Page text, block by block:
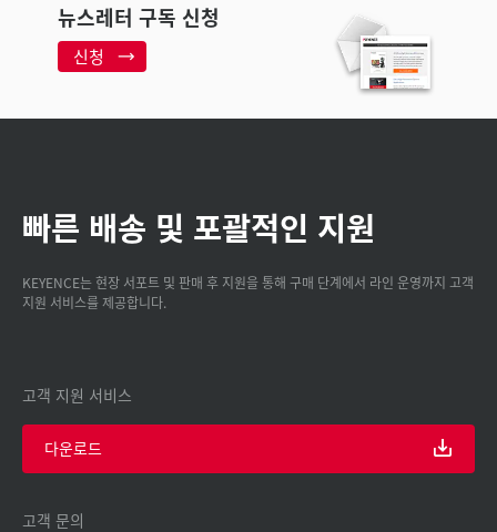
뉴스레터 구독 신청
신청
빠른 배송 및 포괄적인 지원
KEYENCE는 현장 서포트 및 판매 후 지원을 통해 구매 단계에서 라인 운영까지 고객
지원 서비스를 제공합니다.
고객 지원 서비스
다운로드
고객 문의